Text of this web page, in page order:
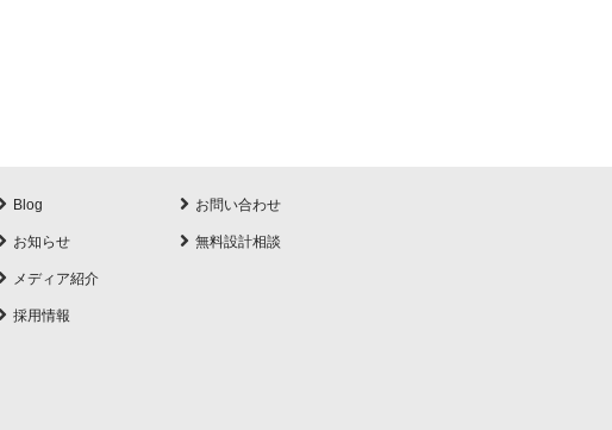
Blog
お知らせ
メディア紹介
採用情報
お問い合わせ
無料設計相談